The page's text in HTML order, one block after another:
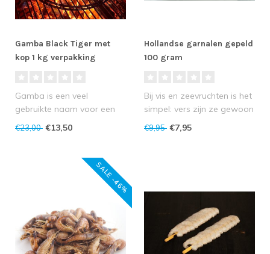
Gamba Black Tiger met
kop 1 kg verpakking
Gamba is een veel
gebruikte naam voor een
één familie..
€23,00 €13,50
Hollandse garnalen gepeld
100 gram
Bij vis en zeevruchten is het
simpel: vers zijn ze gewoon
€9,95 €7,95
SALE -46%